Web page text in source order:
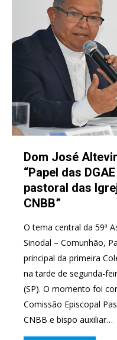
Dom José
“Papel das
pastoral das
CNBB”
O tema central da 59ª
Sinodal – Comunhão,
principal da primeira
na tarde de segunda-
(SP). O momento foi
Comissão Episcopal
CNBB e bispo auxiliar…